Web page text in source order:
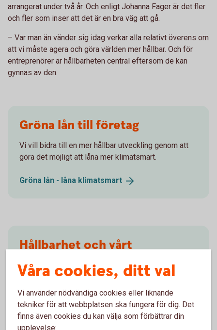
arrangerat under två år. Och enligt Johanna Fager är det fler
och fler som inser att det är en bra väg att gå.
– Var man än vänder sig idag verkar alla relativt överens om
att vi måste agera och göra världen mer hållbar. Och för
entreprenörer är hållbarheten central eftersom de kan
gynnas av den.
Gröna lån till företag
Vi vill bidra till en mer hållbar utveckling genom att
göra det möjligt att låna mer klimatsmart.
Gröna lån - låna klimatsmart
Hållbarhet och vårt
hållbarhetsarbete
Vi jobbar för en hållbar utveckling genom att främja
social, etisk, miljömässig och ekonomisk hållbarhet.
Hållbarhet och vårt hållbarhetsarbete
Våra cookies, ditt val
Vi använder nödvändiga cookies eller liknande
tekniker för att webbplatsen ska fungera för dig. Det
finns även cookies du kan välja som förbättrar din
upplevelse: